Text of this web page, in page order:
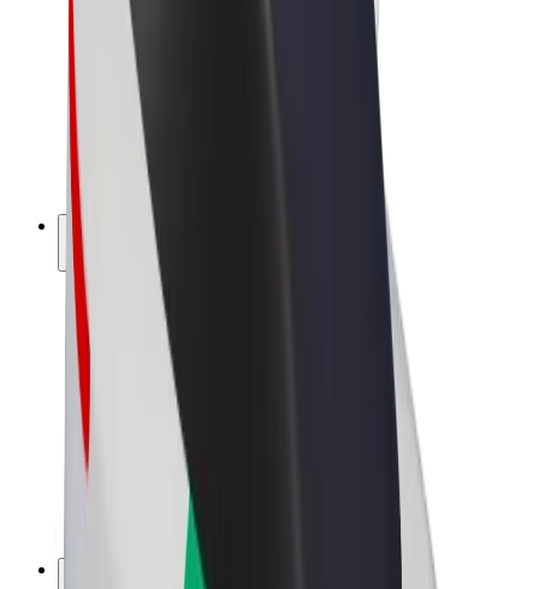
Bolt Food
Bolt Drive
Bolt for Business
Ηλεκτρικά ποδήλατα
Bolt Plus
Κερδίστε με Bolt
Οδηγοί
Απολαβές οδηγών
Διανομείς
Απολαβές διανομέων
Bolt Εμπόρους Τροφίμων
Franchises